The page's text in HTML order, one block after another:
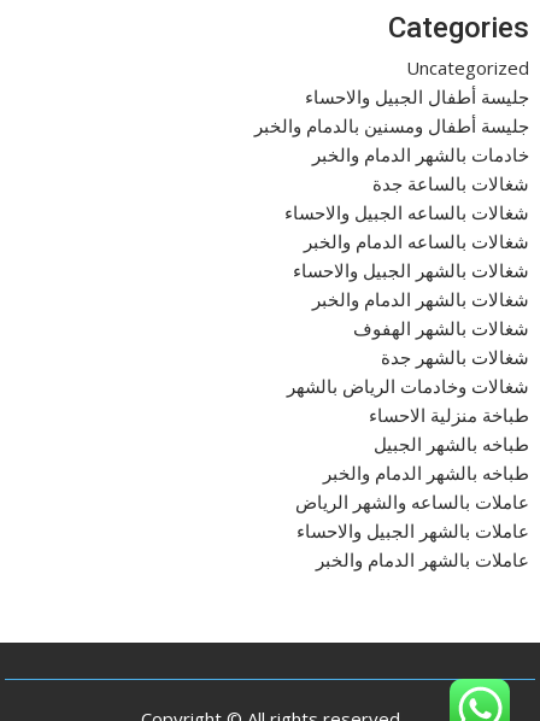
Categories
Uncategorized
جليسة أطفال الجبيل والاحساء
جليسة أطفال ومسنين بالدمام والخبر
خادمات بالشهر الدمام والخبر
شغالات بالساعة جدة
شغالات بالساعه الجبيل والاحساء
شغالات بالساعه الدمام والخبر
شغالات بالشهر الجبيل والاحساء
شغالات بالشهر الدمام والخبر
شغالات بالشهر الهفوف
شغالات بالشهر جدة
شغالات وخادمات الرياض بالشهر
طباخة منزلية الاحساء
طباخه بالشهر الجبيل
طباخه بالشهر الدمام والخبر
عاملات بالساعه والشهر الرياض
عاملات بالشهر الجبيل والاحساء
عاملات بالشهر الدمام والخبر